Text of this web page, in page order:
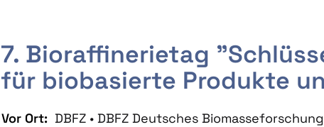
7. Bioraffinerietag
für biobasierte Produkte
Vor Ort: DBFZ • DBFZ Deutsches